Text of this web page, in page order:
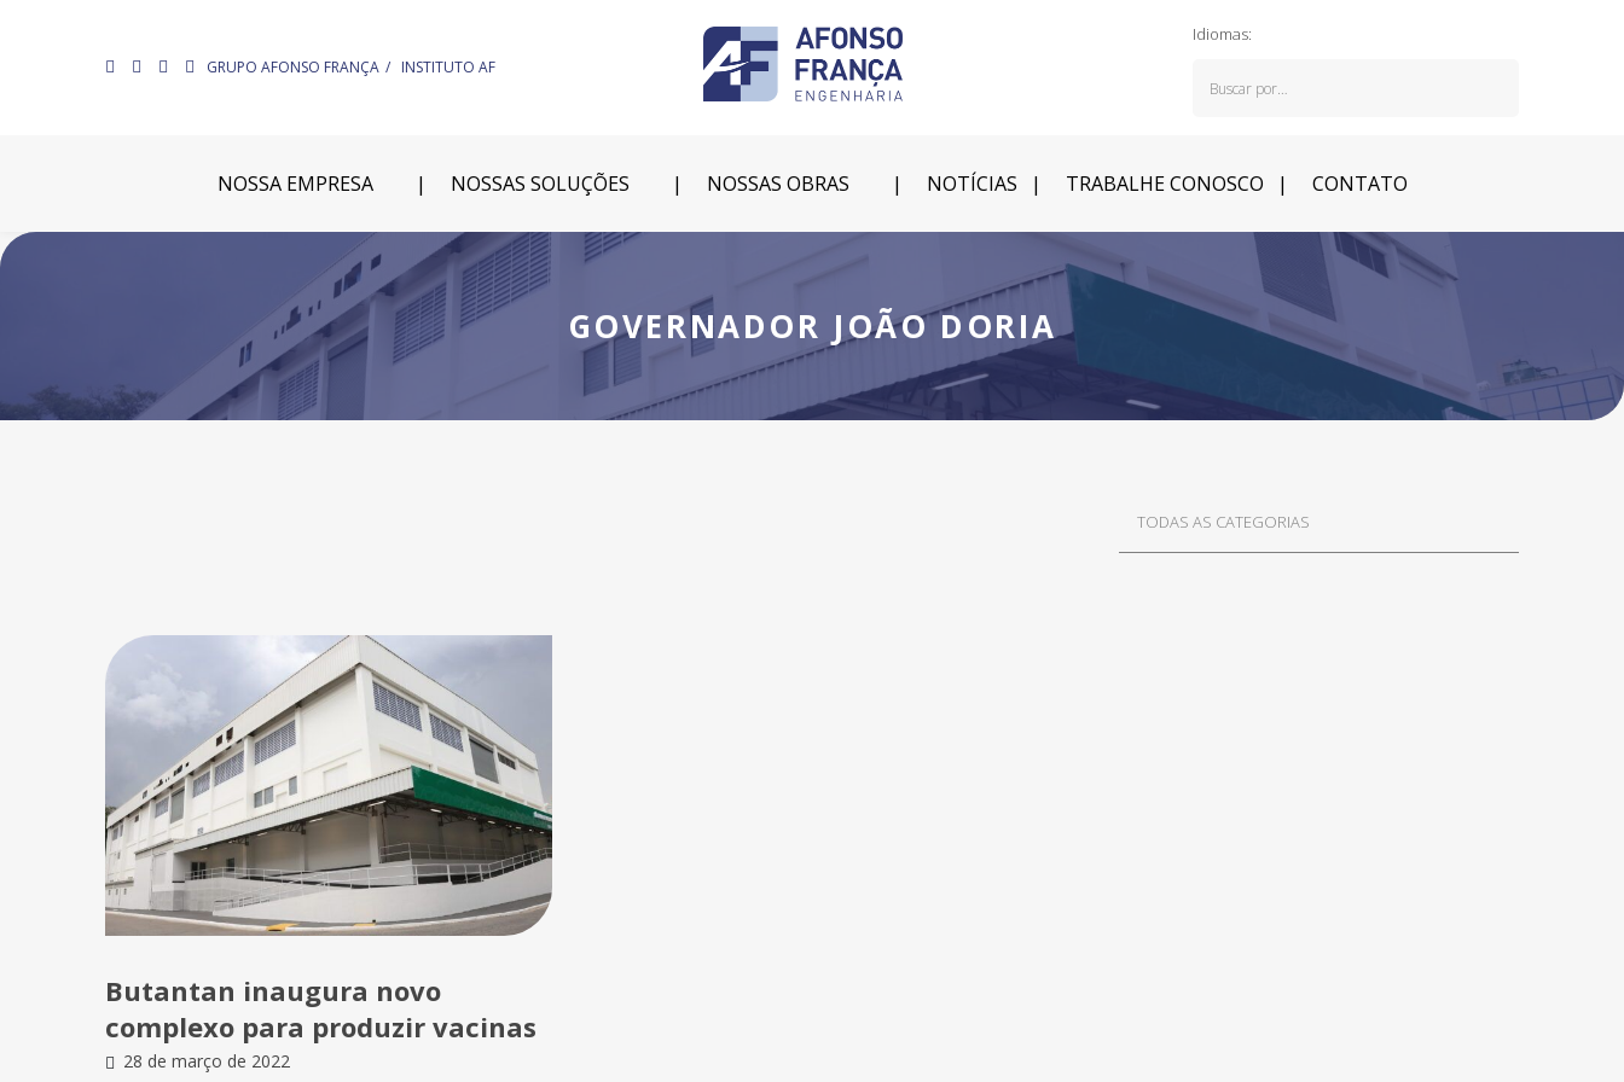
GRUPO AFONSO FRANÇA INSTITUTO AF
Idiomas:
NOSSA EMPRESA NOSSAS SOLUÇÕES NOSSAS OBRAS NOTÍCIAS TRABALHE CONOSCO CONTATO
GOVERNADOR JOÃO DORIA
Butantan inaugura novo
complexo para produzir vacinas
28 de março de 2022